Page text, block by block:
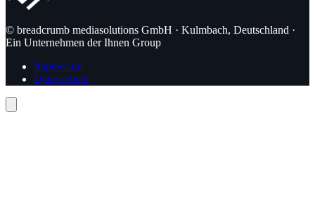
© breadcrumb mediasolutions GmbH · Kulmbach, Deutschland ·
Ein Unternehmen der Ihnen Group
Impressum
Datenschutz